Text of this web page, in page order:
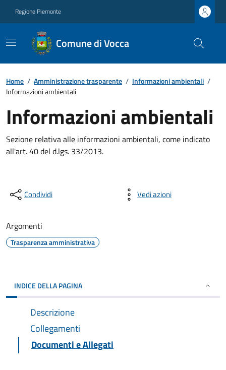
Regione Piemonte
Comune di Vocca
Home / Amministrazione trasparente / Informazioni ambientali /
Informazioni ambientali
Informazioni ambientali
Sezione relativa alle informazioni ambientali, come indicato
all'art. 40 del d.lgs. 33/2013.
Condividi Vedi azioni
Argomenti
Trasparenza amministrativa
INDICE DELLA PAGINA
Descrizione
Collegamenti
Documenti e Allegati